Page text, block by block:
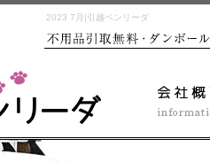
2023 7月|引越ベンリーダ